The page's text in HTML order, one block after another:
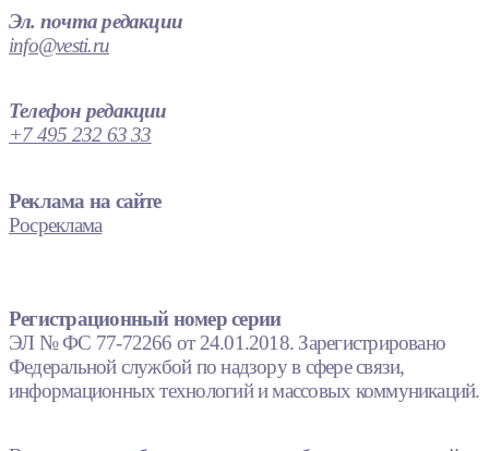
Эл. почта редакции
info@vesti.ru
Телефон редакции
+7 495 232 63 33
Реклама на сайте
Росреклама
Регистрационный номер серии
ЭЛ № ФС 77-72266 от 24.01.2018. Зарегистрировано
Федеральной службой по надзору в сфере связи,
информационных технологий и массовых коммуникаций.